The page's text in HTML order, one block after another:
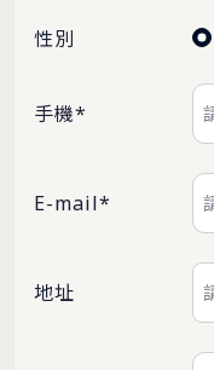
性別
手機*
E-mail*
地址